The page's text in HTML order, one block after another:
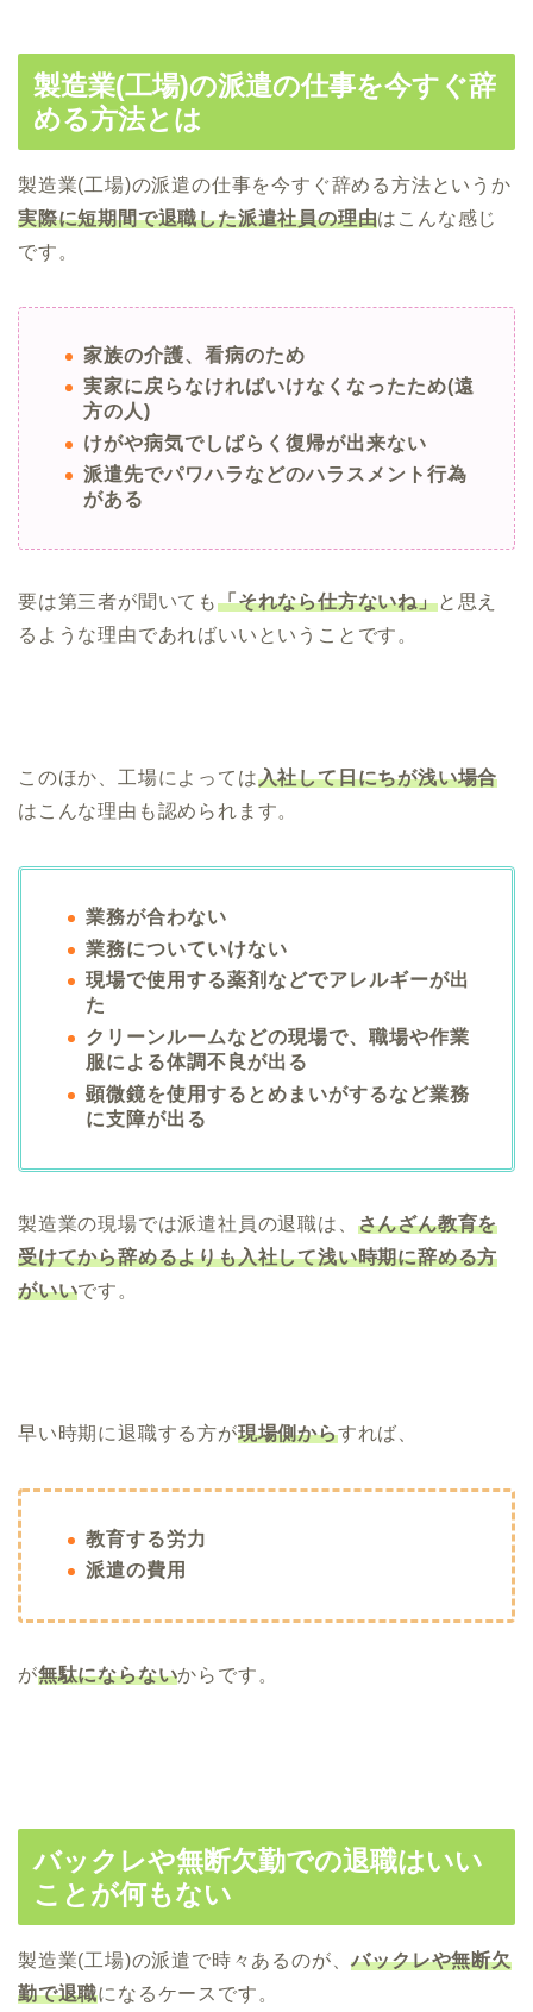
製造業(工場)の派遣の仕事を今すぐ辞
める方法とは
製造業(工場)の派遣の仕事を今すぐ辞める方法というか
実際に短期間で退職した派遣社員の理由はこんな感じ
です。
家族の介護、看病のため
実家に戻らなければいけなくなったため(遠
方の人)
けがや病気でしばらく復帰が出来ない
派遣先でパワハラなどのハラスメント行為
がある
要は第三者が聞いても「それなら仕方ないね」と思え
るような理由であればいいということです。
このほか、工場によっては入社して日にちが浅い場合
はこんな理由も認められます。
業務が合わない
業務についていけない
現場で使用する薬剤などでアレルギーが出
た
クリーンルームなどの現場で、職場や作業
服による体調不良が出る
顕微鏡を使用するとめまいがするなど業務
に支障が出る
製造業の現場では派遣社員の退職は、 さんざん教育を
受けてから辞めるよりも入社して浅い時期に辞める方
がいいです。
早い時期に退職する方が現場側からすれば、
教育する労力
派遣の費用
が無駄にならないからです。
バックレや無断欠勤での退職はいい
ことが何もない
製造業(工場)の派遣で時々あるのが、バックレや無断欠
勤で退職になるケースです。